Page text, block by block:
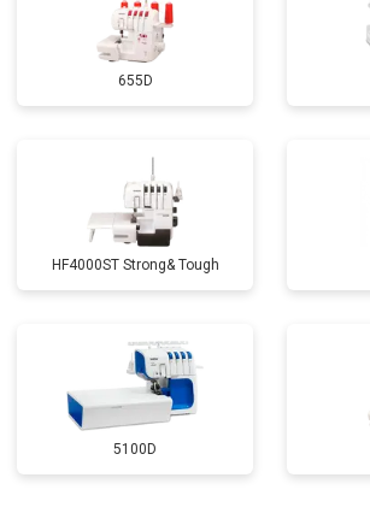
655D
HF4000ST Strong& Tough
5100D